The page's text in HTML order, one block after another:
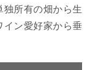
所有の畑から生
イン愛好家から垂